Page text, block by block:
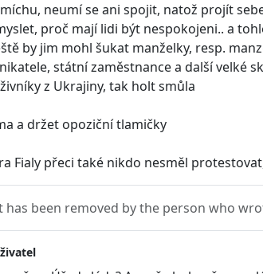
neumí se ani spojit, natož projít
proč mají lidi být nespokojeni.. a
by jim mohl šukat manželky, resp.
státní zaměstnance a další velké
z Ukrajiny, tak holt smůla
a držet opoziční tlamičky
Fialy přeci také nikdo nesměl
has been removed by the person who